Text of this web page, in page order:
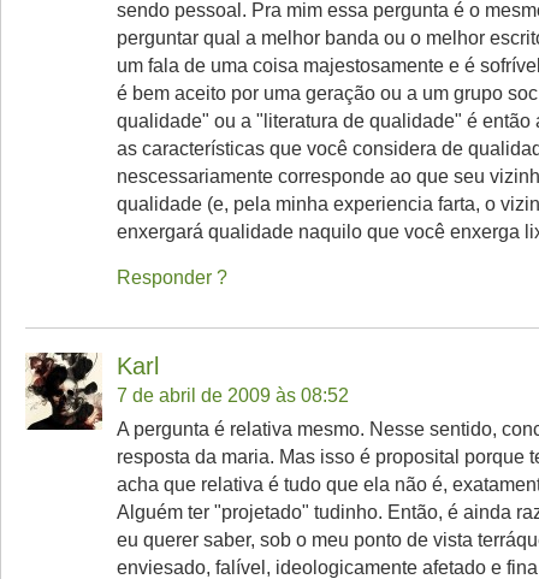
sendo pessoal. Pra mim essa pergunta é o
perguntar qual a melhor banda ou o melhor
um fala de uma coisa majestosamente e é
é bem aceito por uma geração ou a um grupo
qualidade" ou a "literatura de qualidade" é então
as características que você considera de
nescessariamente corresponde ao que seu
qualidade (e, pela minha experiencia farta, o
enxergará qualidade naquilo que você enxerga
Responder
Karl
7 de abril de 2009 às 08:52
A pergunta é relativa mesmo. Nesse sentido,
resposta da maria. Mas isso é proposital porque
acha que relativa é tudo que ela não é,
Alguém ter "projetado" tudinho. Então, é ainda
eu querer saber, sob o meu ponto de vista
enviesado, falível, ideologicamente afetado e